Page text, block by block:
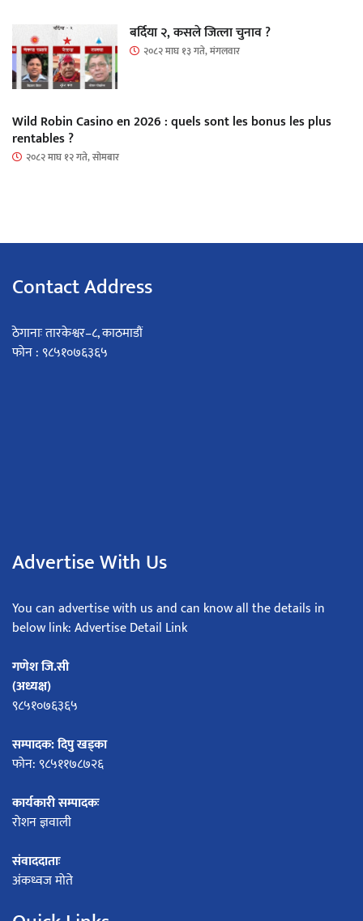
बर्दिया २, कसले जित्ला चुनाव ?
२०८२ माघ १३ गते, मंगलवार
Wild Robin Casino en 2026 : quels sont les bonus les plus
rentables ?
२०८२ माघ १२ गते, सोमबार
Contact Address
ठेगानाः तारकेश्वर–८, काठमाडौं
फोन : ९८५१०७६३६५
Advertise With Us
You can advertise with us and can know all the details in
below link: Advertise Detail Link
गणेश जि.सी
(अध्यक्ष)
९८५१०७६३६५
सम्पादक: दिपु खड्का
फोन: ९८५११७८७२६
कार्यकारी सम्पादकः
रोशन ज्ञवाली
संवाददाताः
अंकध्वज मोते